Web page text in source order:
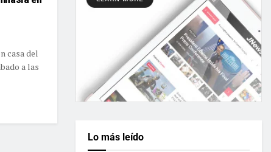
casa del
a las
Lo más leído